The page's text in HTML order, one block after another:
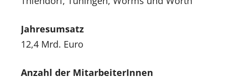
Jahresumsatz
12,4 Mrd. Euro
Anzahl der MitarbeiterInnen